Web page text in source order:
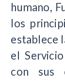
humano,
los
establece
el
con sus